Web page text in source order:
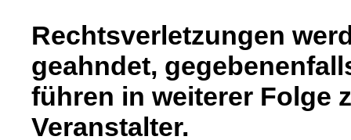
Rechtsverletzungen
geahndet,
führen in weiterer Folge
Veranstalter.